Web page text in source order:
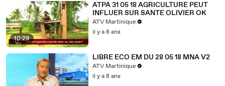
10:29
ATPA 31 05 18 AGRICULTURE PEUT
INFLUER SUR SANTE OLIVIER OK
ATV Martinique
il y a 8 ans
LIBRE ECO EM DU 28 05 18 MNA V2
ATV Martinique
il y a 8 ans